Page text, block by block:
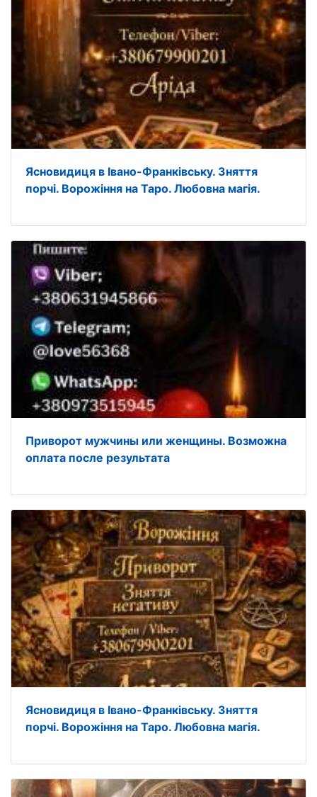
Ясновидиця в Івано-Франківську. Зняття
порчі. Ворожіння на Таро. Любовна магія.
Пpиворот мужчины или женщины. Возможна
oплата после результата
Ясновидиця в Івано-Франківську. Зняття
порчі. Ворожіння на Таро. Любовна магія.